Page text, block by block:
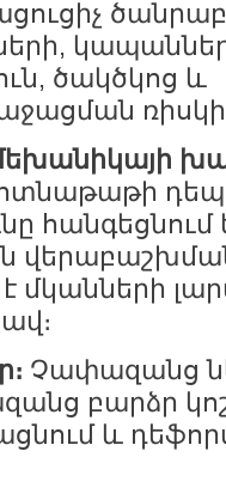
ծակծկոց և
հանգեցնում
մկանների
Չափազանց
բարձր
և